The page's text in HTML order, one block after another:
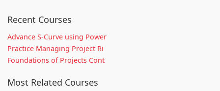
Recent Courses
Advance S-Curve using Power
Practice Managing Project Ri
Foundations of Projects Cont
Most Related Courses